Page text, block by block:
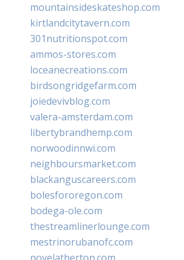
mountainsideskateshop.com
kirtlandcitytavern.com
301nutritionspot.com
ammos-stores.com
loceanecreations.com
birdsongridgefarm.com
joiedevivblog.com
valera-amsterdam.com
libertybrandhemp.com
norwoodinnwi.com
neighboursmarket.com
blackanguscareers.com
bolesfororegon.com
bodega-ole.com
thestreamlinerlounge.com
mestrinorubanofc.com